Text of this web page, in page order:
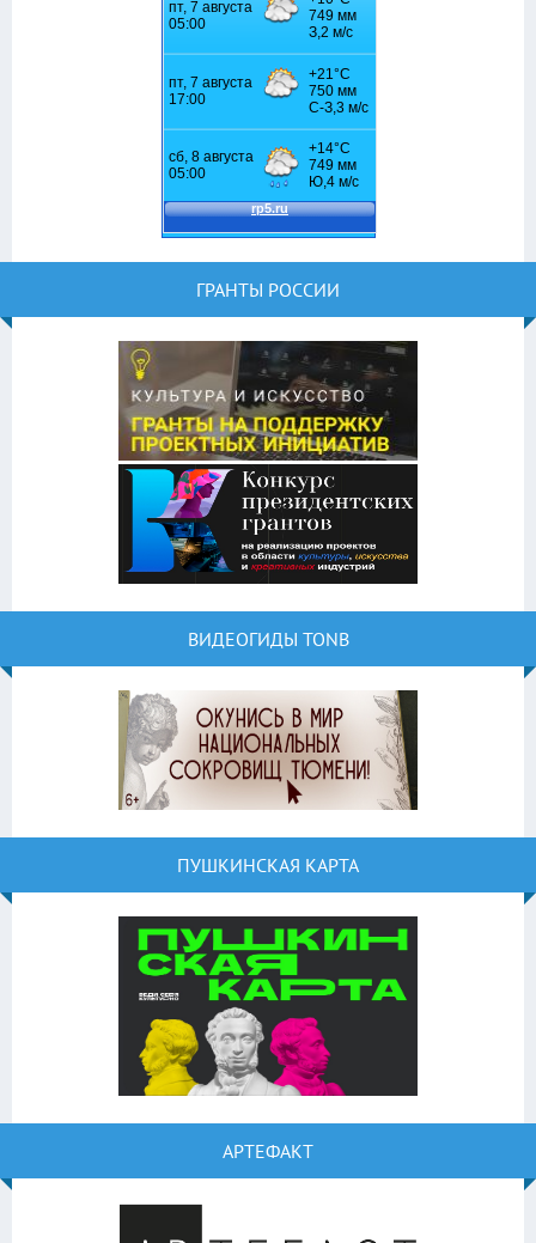
ГРАНТЫ РОССИИ
ВИДЕОГИДЫ TONB
ПУШКИНСКАЯ КАРТА
АРТЕФАКТ